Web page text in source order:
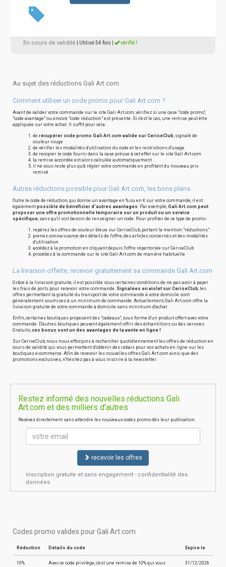
En cours de validité | Utilisé 54 fois vérifié !
Au sujet des réductions Gali Art.com
Comment utiliser un code promo pour Gali Art.com ?
Avant de valider votre commande sur le site Gali Art.com, vérifiez si une case "code promo",
"code avantage" ou encore "code réduction" est présente. Si c'est le cas, une remise peut être
appliquée sur votre achat. Il suffit pour cela :
de récupérer code promo Gali Art.com valide sur CeriseClub, signalé de
couleur rouge
de vérifier les modalités d'utilisation du code et les restrictions d'usage
de recopier le code fourni dans la case prévue à cet effet sur le site Gali Art.com
la remise accordée est alors calculée automatiquement
il ne vous reste plus qu'à régler votre commande en profitant du nouveau prix
remisé
Autres réductions possible pour Gali Art.com, les bons plans
Outre le code de réduction, qui donne un avantage en % ou en € sur votre commande, il est
également possible de bénéficier d'autres avantages. Par exemple, Gali Art.com peut
proposer une offre promotionnelle temporaire sur un produit ou un service
spécifique, sans qu'il soit besoin de renseigner un code. Pour profiter de ce type de promo :
repérez les offres de couleur bleue sur CeriseClub, portant la mention "réductions"
prenez connaissance des détails de l'offre, des articles concernés et des modalités
d'utilisation
accédez à la promotion en cliquant depuis l'offre répertoriée sur CeriseClub
procédez à la commande sur le site Gali Art.com de manière habituelle
La livraison offerte, recevoir gratuitement sa commande Gali Art.com
Grâce à la livraison gratuite, il est possible sous certaines conditions de ne pas avoir à payer
les frais de ports pour recevoir votre commande. Signalées en violet sur CeriseClub, les
offres permettant la gratuité du transport de votre commande à votre domicile sont
généralement soumises à un minimum de commande. Actuellement, Gali Art.com offre la
livraison gratuite de votre commande à domicile sans minimum d'achat
Enfin, certaines boutiques proposent des "cadeaux", sous forme d'un produit offert avec votre
commande. D'autres boutiques peuvent également offrir des échantillons ou des services.
Gratuits, ces bonus sont un des avantages de la vente en ligne !
Sur CeriseClub, nous nous efforçons à rechercher quotidiennement les offres de réduction en
cours de validité qui vous permettent d'obtenir des rabais pour vos achats en ligne sur les
boutiques e-commerce. Afin de recevoir les nouvelles offres Gali Art.com ainsi que des
promotions exclusives, n'hésitez pas à vous inscrire à la newsletter.
Restez informé des nouvelles réductions Gali
Art.com et des milliers d'autres
Recevez directement sans attendre les nouveaux codes promo dès leur publication.
recevoir les offres
inscription gratuite et sans engagement - confidentialité des
données
Codes promo valides pour Gali Art.com
Réduction Détails du code Expire le
10%
Avec ce code privilège, c'est une remise de 10% qui vous
31/12/2026